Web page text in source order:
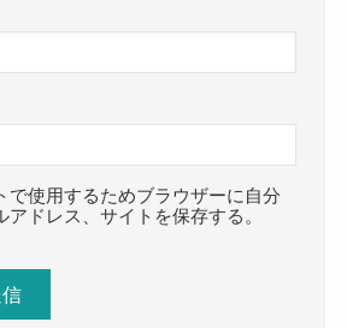
で使用するためブラウザーに自分
アドレス、サイトを保存する。